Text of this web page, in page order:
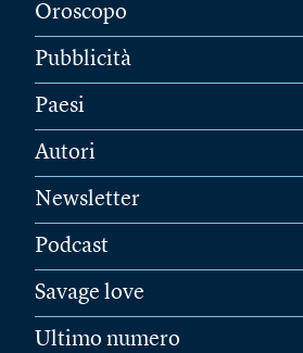
Oroscopo
Pubblicità
Paesi
Autori
Newsletter
Podcast
Savage love
Ultimo numero